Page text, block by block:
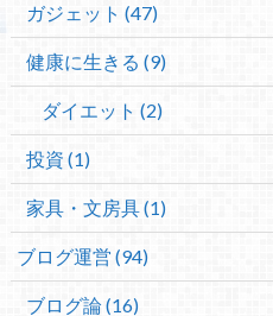
ガジェット (47)
健康に生きる (9)
ダイエット (2)
投資 (1)
家具・文房具 (1)
ブログ運営 (94)
ブログ論 (16)